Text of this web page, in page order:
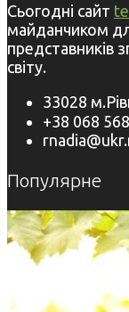
Сьогодні сайт
майданчиком
представників
світу.
33028
+38 068
Популярне